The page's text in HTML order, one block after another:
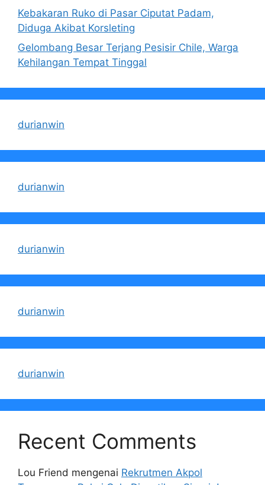
Kebakaran Ruko di Pasar Ciputat Padam,
Diduga Akibat Korsleting
Gelombang Besar Terjang Pesisir Chile, Warga
Kehilangan Tempat Tinggal
durianwin
durianwin
durianwin
durianwin
durianwin
Recent Comments
Lou Friend mengenai Rekrutmen Akpol